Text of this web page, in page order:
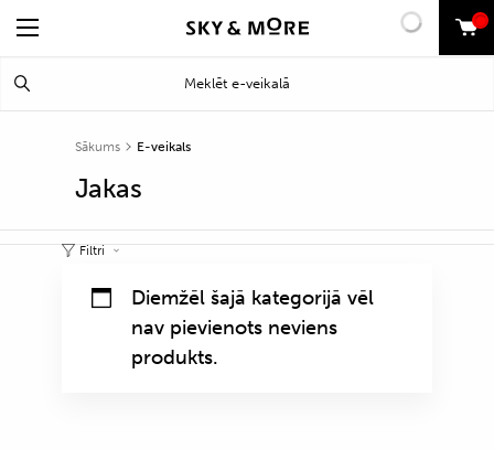
0
Sākums E-veikals
Jakas
Filtri
Diemžēl šajā kategorijā vēl
nav pievienots neviens
produkts.